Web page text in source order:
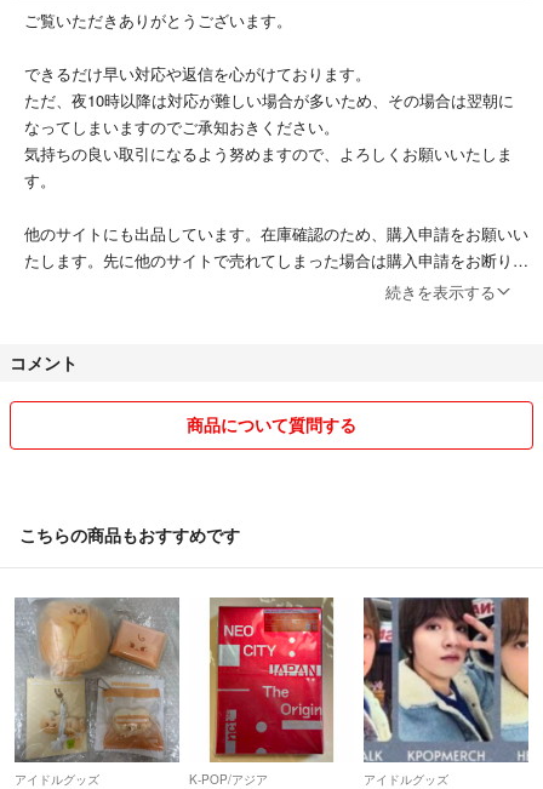
ご覧いただきありがとうございます。
できるだけ早い対応や返信を心がけております。
ただ、夜10時以降は対応が難しい場合が多いため、その場合は翌朝に
なってしまいますのでご承知おきください。
気持ちの良い取引になるよう努めますので、よろしくお願いいたしま
す。
他のサイトにも出品しています。在庫確認のため、購入申請をお願いい
たします。先に他のサイトで売れてしまった場合は購入申請をお断りす
ることになりますので、あらかじめご了承ください。
全ての商品が値下げできるわけではありませんが、もし値下げをご希望
商品を少しでも安く提供するため、多くの商品は梱包材を再利用してお
続きを表示する
コメント
商品について質問する
こちらの商品もおすすめです
アイドルグッズ K-POP/アジア アイドルグッズ